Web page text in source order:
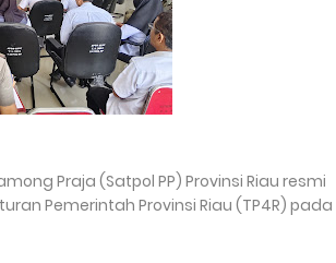
Praja (Satpol PP) Provinsi Riau resmi
Pemerintah Provinsi Riau (TP4R) pada